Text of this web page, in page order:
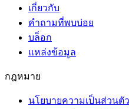
เกี่ยวกับ
คำถามที่พบบ่อย
บล็อก
แหล่งข้อมูล
กฎหมาย
นโยบายความเป็นส่วนตัว